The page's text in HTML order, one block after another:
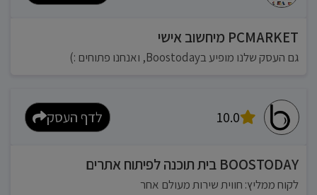
PCMARKET מיחשוב אישי
גם העסק שלנו מופיע בBoostoday, ואנחנו פתוחים :)
10.0 לדף העסק
BOOSTODAY בית תוכנה לפיתוח אתרים
לקוח ממליץ: חווית שירות מעולם אחר